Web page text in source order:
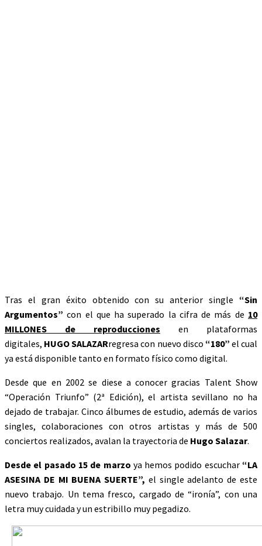
Tras el gran éxito obtenido con su anterior single “Sin
Argumentos” con el que ha superado la cifra de más de 10
MILLONES de reproducciones
en plataformas
digitales, HUGO SALAZARregresa con nuevo disco “180” el cual
ya está disponible tanto en formato físico como digital.
Desde que en 2002 se diese a conocer gracias Talent Show
“Operación Triunfo” (2ª Edición), el artista sevillano no ha
dejado de trabajar. Cinco álbumes de estudio, además de varios
singles, colaboraciones con otros artistas y más de 500
conciertos realizados, avalan la trayectoria de Hugo Salazar.
Desde el pasado 15 de marzo ya hemos podido escuchar “LA
ASESINA DE MI BUENA SUERTE”, el single adelanto de este
nuevo trabajo. Un tema fresco, cargado de “ironía”, con una
letra muy cuidada y un estribillo muy pegadizo.